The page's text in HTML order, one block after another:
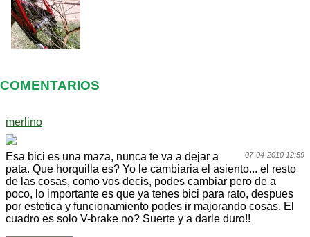
COMENTARIOS
merlino
07-04-2010 12:59
Esa bici es una maza, nunca te va a dejar a
pata. Que horquilla es? Yo le cambiaria el asiento... el resto
de las cosas, como vos decis, podes cambiar pero de a
poco, lo importante es que ya tenes bici para rato, despues
por estetica y funcionamiento podes ir majorando cosas. El
cuadro es solo V-brake no? Suerte y a darle duro!!